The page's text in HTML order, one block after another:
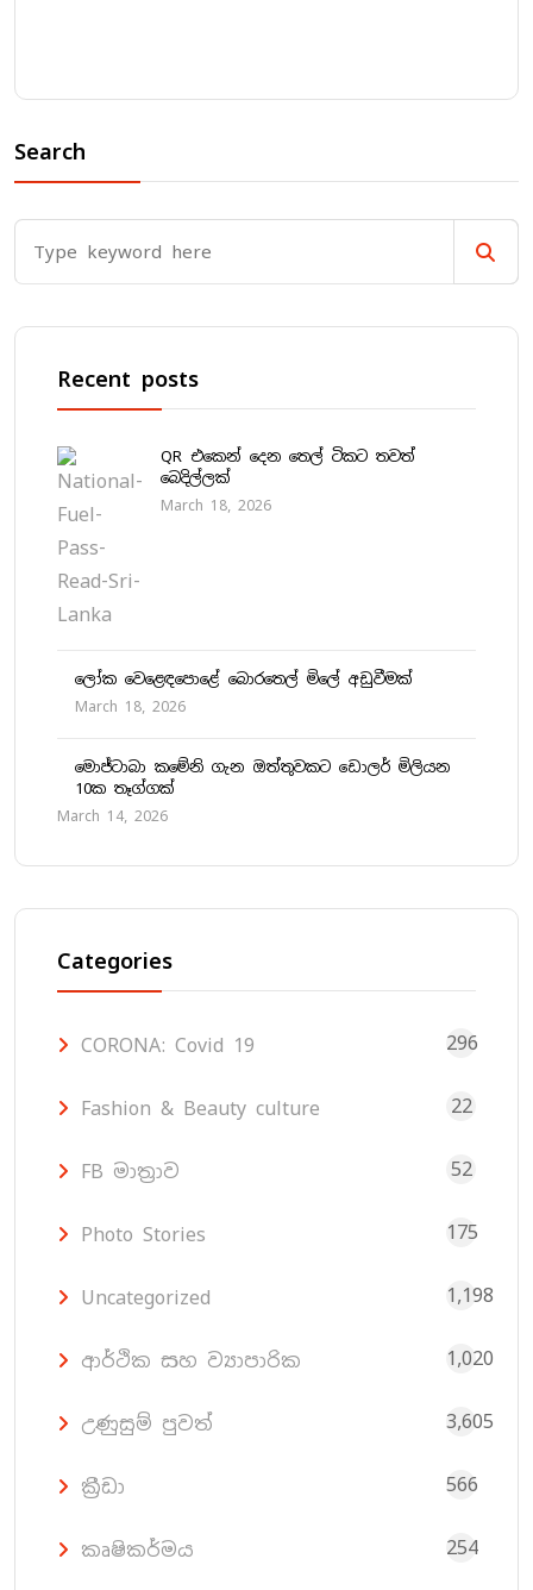
Search
Recent posts
QR එකෙන් දෙන තෙල් ටිකට තවත්
බෙදිල්ලක්
March 18, 2026
ලෝක වෙළෙඳපොළේ බොරතෙල් මිලේ අඩුවීමක්
March 18, 2026
මොජ්ටාබා කමේනි ගැන ඔත්තුවකට ඩොලර් මිලියන
10ක තෑග්ගක්
March 14, 2026
Categories
CORONA: Covid 19 296
Fashion & Beauty culture 22
FB මාත්‍රාව 52
Photo Stories 175
Uncategorized 1,198
ආර්ථික සහ ව්‍යාපාරික 1,020
උණුසුම් පුවත් 3,605
ක්‍රීඩා 566
කෘෂිකර්මය 254